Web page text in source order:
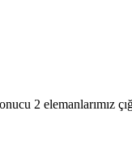
2 elemanlarımız